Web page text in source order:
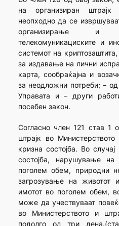
на организиран
неопходно да се
организирање и
телекомуникациските и
системот на
за издавање на лични
карта, сообраќајна и
за неодложни потреби; –
Управата и – други
посебен закон.
Согласно член 121 став 1
штрајк во
кризна состојба. Во
состојба, нарушување
поголем обем, природни
загрозување на животот
имотот во поголем обем,
може да учествуваат
во Министерството и
подолго од три